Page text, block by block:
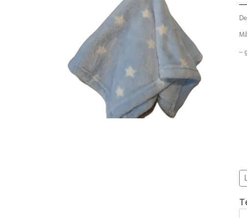
Garn Lana Grossa
Garn Mayflower
Garn Mondial
Strømpegarn
Opskrifter
Bøger
Steinbach Pinde
–